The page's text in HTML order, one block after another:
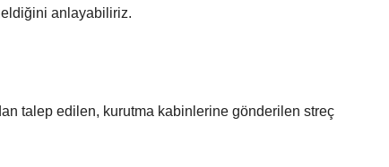
anlayabiliriz.
talep edilen, kurutma kabinlerine gönderilen streç